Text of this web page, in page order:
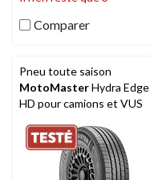
évaluations
Comparer
Pneu toute saison
MotoMasterHydra Edge
HD pour camions et VUS